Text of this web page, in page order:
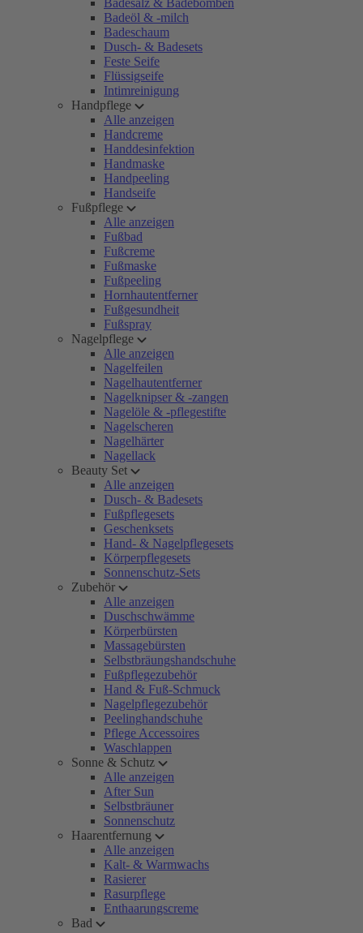
Badesalz & Badebomben
Badeöl & -milch
Badeschaum
Dusch- & Badesets
Feste Seife
Flüssigseife
Intimreinigung
Handpflege
Alle anzeigen
Handcreme
Handdesinfektion
Handmaske
Handpeeling
Handseife
Fußpflege
Alle anzeigen
Fußbad
Fußcreme
Fußmaske
Fußpeeling
Hornhautentferner
Fußgesundheit
Fußspray
Nagelpflege
Alle anzeigen
Nagelfeilen
Nagelhautentferner
Nagelknipser & -zangen
Nagelöle & -pflegestifte
Nagelscheren
Nagelhärter
Nagellack
Beauty Set
Alle anzeigen
Dusch- & Badesets
Fußpflegesets
Geschenksets
Hand- & Nagelpflegesets
Körperpflegesets
Sonnenschutz-Sets
Zubehör
Alle anzeigen
Duschschwämme
Körperbürsten
Massagebürsten
Selbstbräungshandschuhe
Fußpflegezubehör
Hand & Fuß-Schmuck
Nagelpflegezubehör
Peelinghandschuhe
Pflege Accessoires
Waschlappen
Sonne & Schutz
Alle anzeigen
After Sun
Selbstbräuner
Sonnenschutz
Haarentfernung
Alle anzeigen
Kalt- & Warmwachs
Rasierer
Rasurpflege
Enthaarungscreme
Bad